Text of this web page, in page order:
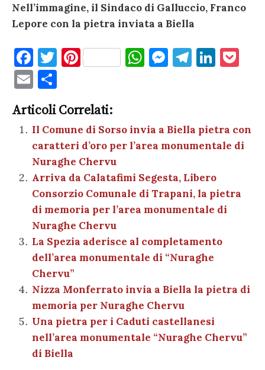
Nell’immagine, il Sindaco di Galluccio, Franco
Lepore con la pietra inviata a Biella
F
a
c
e
b
o
o
k
T
te
r
Pi
es
t
W
A
p
p
M
g
er
T
a
m
Li
dI
n
et
E
m
ai
l
n
di
vi
di
Articoli Correlati:
Il Comune di Sorso invia a Biella pietra con
caratteri d’oro per l’area monumentale di
Nuraghe Chervu
Arriva da Calatafimi Segesta, Libero
Consorzio Comunale di Trapani, la pietra
di memoria per l’area monumentale di
Nuraghe Chervu
La Spezia aderisce al completamento
dell’area monumentale di “Nuraghe
Chervu”
Nizza Monferrato invia a Biella la pietra di
memoria per Nuraghe Chervu
Una pietra per i Caduti castellanesi
nell’area monumentale “Nuraghe Chervu”
di Biella